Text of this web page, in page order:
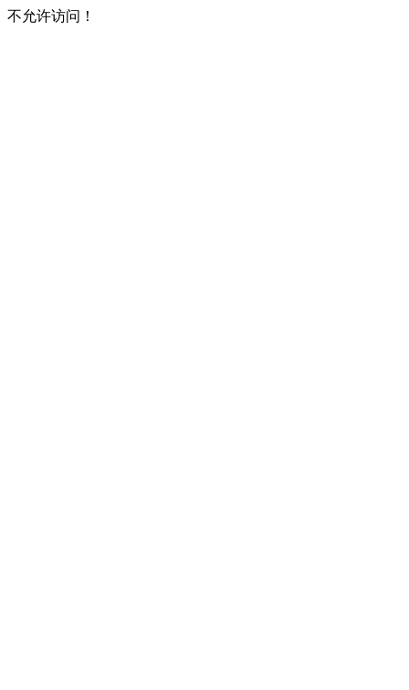
不允许访问！